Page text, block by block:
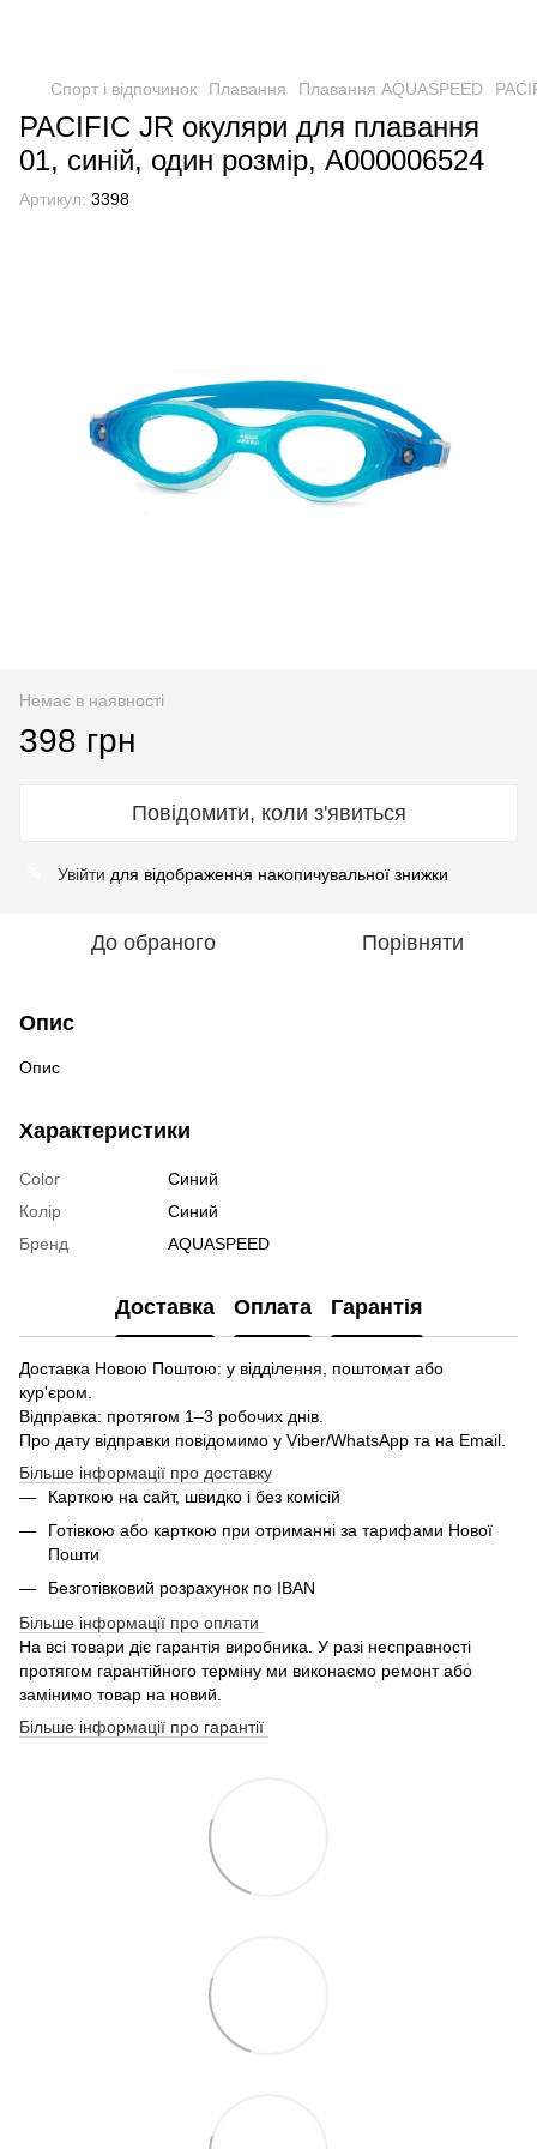
Спорт і відпочинок Плавання Плавання AQUASPEED
PACIFIC JR окуляри для плавання
01, синій, один розмір, А000006524
Артикул: 3398
Немає в наявності
398 грн
Повідомити, коли з'явиться
Увійти для відображення накопичувальної знижки
До обраного Порівняти
Опис
Опис
Характеристики
Color
Синий
Колір
Синий
Бренд
AQUASPEED
Доставка Оплата Гарантія
Доставка Новою Поштою: у відділення, поштомат або
кур'єром.
Відправка: протягом 1–3 робочих днів.
Про дату відправки повідомимо у Viber/WhatsApp та на Email.
Більше інформації про доставку
Карткою на сайт, швидко і без комісій
Готівкою або карткою при отриманні за тарифами Нової
Пошти
Безготівковий розрахунок по IBAN
Більше інформації про оплати
На всі товари діє гарантія виробника. У разі несправності
протягом гарантійного терміну ми виконаємо ремонт або
замінимо товар на новий.
Більше інформації про гарантії